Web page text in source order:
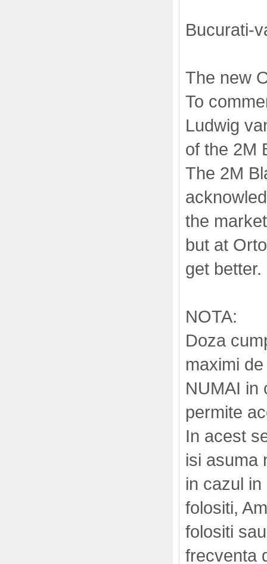
Bucurati-
The new
To
Ludwig
of the 2M
The 2M
the
but at
get better.
NOTA:
Doza
maximi
NUMAI in
permite
In acest
isi asuma
in cazul
folositi,
folositi
frecventa